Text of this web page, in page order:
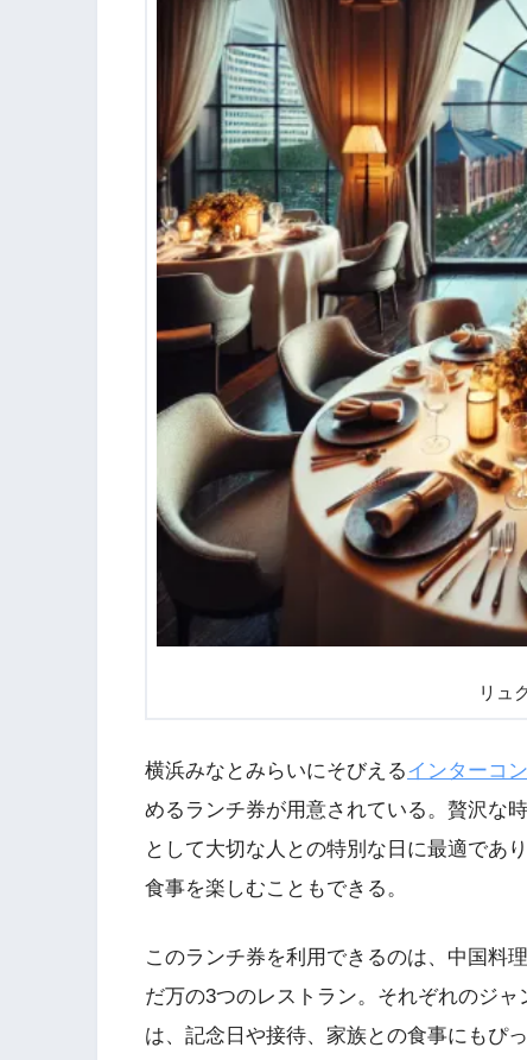
リュ
横浜みなとみらいにそびえるインターコ
めるランチ券が用意されている。贅沢な
として大切な人との特別な日に最適であ
食事を楽しむこともできる。
このランチ券を利用できるのは、中国料
だ万の3つのレストラン。それぞれのジ
は、記念日や接待、家族との食事にもぴ